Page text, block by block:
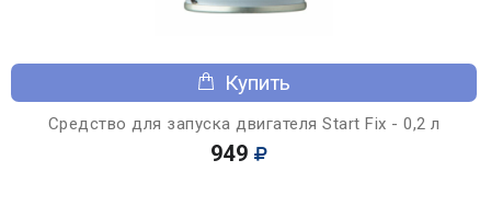
Купить
Средство для запуска двигателя Start Fix - 0,2 л
949